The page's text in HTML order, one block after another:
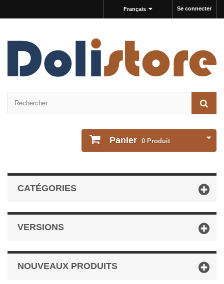
Se connecter
Français
Panier 0 Produit
CATÉGORIES
VERSIONS
NOUVEAUX PRODUITS